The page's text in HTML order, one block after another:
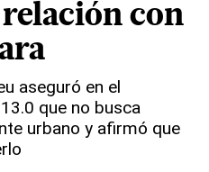
con
aseguró en el
que no busca
urbano y afirmó que